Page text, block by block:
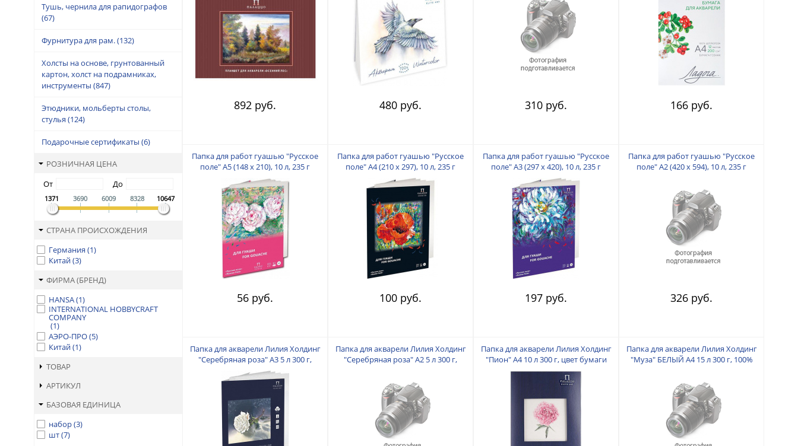
Тушь, чернила для рапидографов
(67)
Фурнитура для рам.(132)
Холсты на основе, грунтованный
картон, холст на подрамниках,
инструменты (847)
Этюдники, мольберты столы,
стулья (124)
Подарочные сертификаты (6)
РОЗНИЧНАЯ ЦЕНА
От
До
1371 3690 6009 8328 10647
СТРАНА ПРОИСХОЖДЕНИЯ
Германия (1)
Китай(3)
ФИРМА (БРЕНД)
HANSA(1)
INTERNATIONAL HOBBYCRAFT
COMPANY
(1)
АЭРО-ПРО(5)
Китай(1)
ТОВАР
АРТИКУЛ
БАЗОВАЯ ЕДИНИЦА
набор(3)
шт(7)
892 руб. 480 руб. 310 руб. 166 руб.
Папка для работ гуашью "Русское
поле" А5 (148 х 210), 10 л, 235 г
56 руб.
Папка для работ гуашью "Русское
поле" А4 (210 х 297), 10 л, 235 г
100 руб.
Папка для работ гуашью "Русское
поле" А3 (297 х 420), 10 л, 235 г
197 руб.
Папка для работ гуашью "Русское
поле" А2 (420 х 594), 10 л, 235 г
326 руб.
Папка для акварели Лилия Холдинг
"Серебряная роза" А3 5 л 300 г,
хлопок 100%
Папка для акварели Лилия Холдинг
"Серебряная роза" А2 5 л 300 г,
Папка для акварели Лилия Холдинг
"Пион" А4 10 л 300 г, цвет бумаги
молочный
Папка для акварели Лилия Холдинг
"Муза" БЕЛЫЙ А4 15 л 300 г, 100%